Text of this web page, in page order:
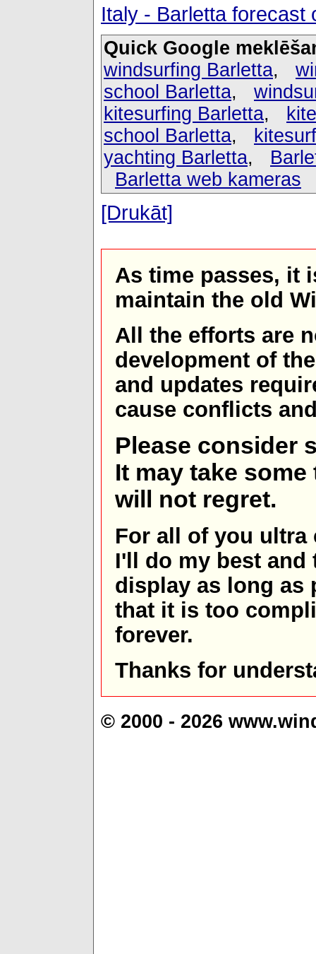
Italy - Barletta forecast
Quick Google
windsurfing Barletta,
school Barletta,
kitesurfing Barletta,
school Barletta,
yachting Barletta,
Barletta web kameras
[Drukāt]
As time passes, it
maintain the old
All the efforts are
development of
and updates
cause conflicts
Please consider
It may take
will not regret.
For all of you ultra
I'll do my best and
display as long as
that it is too
forever.
Thanks for
© 2000 - 2026